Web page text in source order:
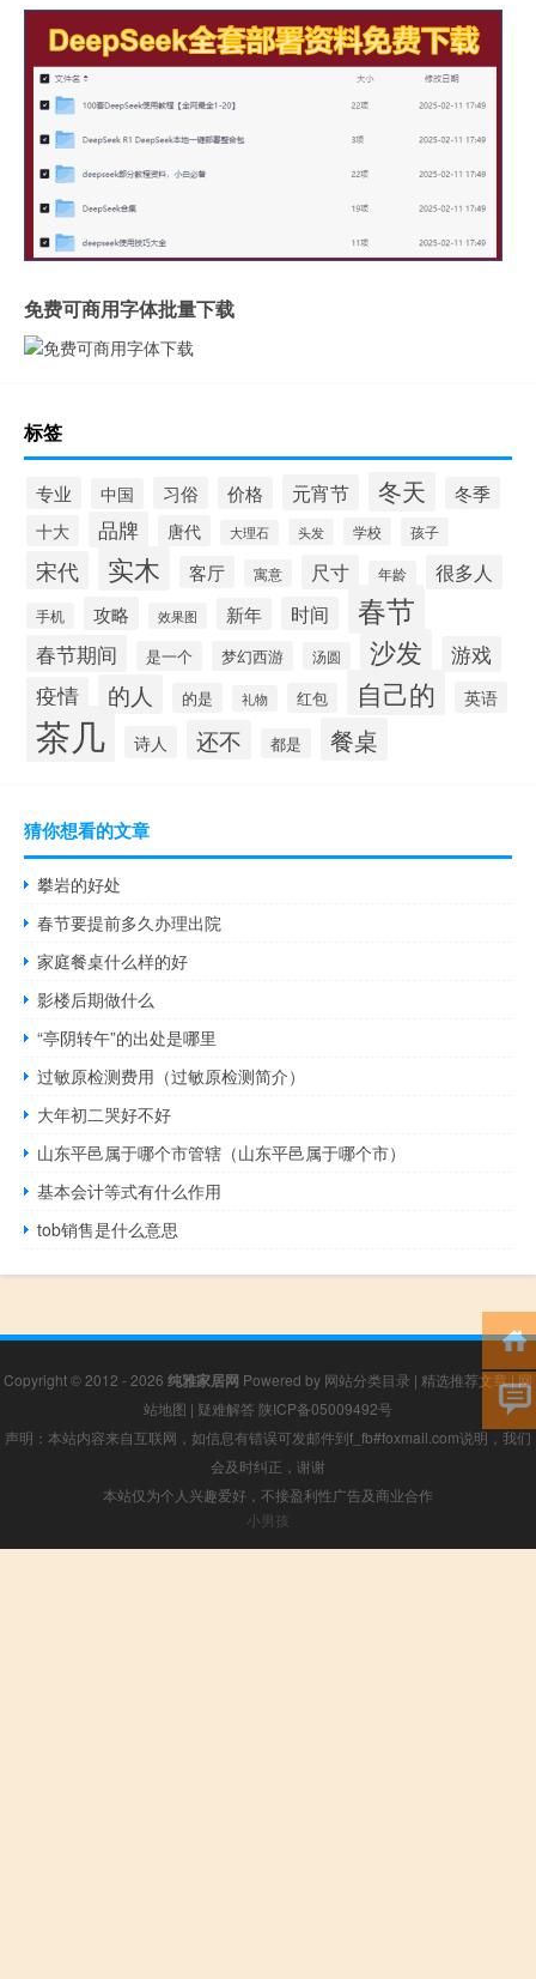
免费可商用字体批量下载
标签
专业 中国 习俗 价格 元宵节 冬天 冬季
十大 品牌 唐代 大理石 头发 学校 孩子
宋代 实木 客厅 寓意 尺寸 年龄 很多人
手机 攻略 效果图 新年 时间 春节
春节期间 是一个 梦幻西游 汤圆 沙发 游戏
疫情 的人 的是 礼物 红包 自己的 英语
茶几 诗人 还不 都是 餐桌
猜你想看的文章
攀岩的好处
春节要提前多久办理出院
家庭餐桌什么样的好
影楼后期做什么
“亭阴转午”的出处是哪里
过敏原检测费用（过敏原检测简介）
大年初二哭好不好
山东平邑属于哪个市管辖（山东平邑属于哪个市）
基本会计等式有什么作用
tob销售是什么意思
Copyright © 2012 - 2026 纯雅家居网 Powered by 网站分类目录 | 精选推荐文章|网
站地图 | 疑难解答 陕ICP备05009492号
声明：本站内容来自互联网，如信息有错误可发邮件到f_fb#foxmail.com说明，我们
会及时纠正，谢谢
本站仅为个人兴趣爱好，不接盈利性广告及商业合作
小男孩